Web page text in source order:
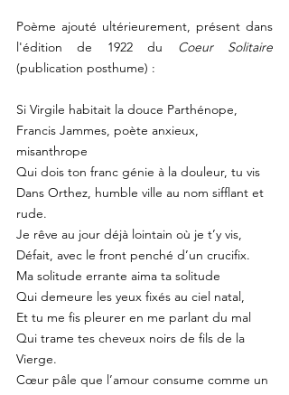
Poème ajouté ultérieurement, présent dans
l'édition de 1922 du Coeur Solitaire
(publication posthume) :
Si Virgile habitait la douce Parthénope,
Francis Jammes, poète anxieux,
misanthrope
Qui dois ton franc génie à la douleur, tu vis
Dans Orthez, humble ville au nom sifflant et
rude.
Je rêve au jour déjà lointain où je t’y vis,
Défait, avec le front penché d’un crucifix.
Ma solitude errante aima ta solitude
Qui demeure les yeux fixés au ciel natal,
Et tu me fis pleurer en me parlant du mal
Qui trame tes cheveux noirs de fils de la
Vierge.
Cœur pâle que l’amour consume comme un